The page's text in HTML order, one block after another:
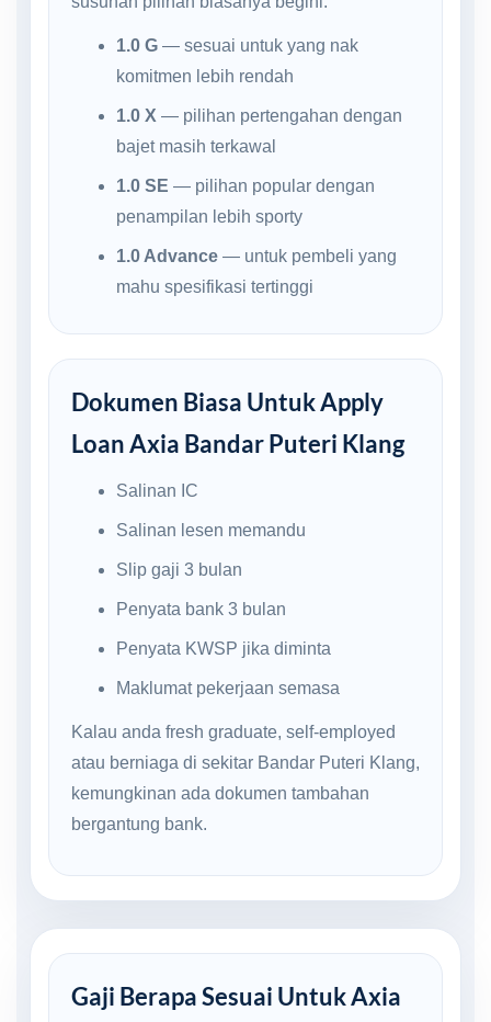
1.0 G— sesuai untuk yang nak
komitmen lebih rendah
1.0 X — pilihan pertengahan dengan
bajet masih terkawal
1.0 SE — pilihan popular dengan
penampilan lebih sporty
1.0 Advance— untuk pembeli yang
mahu spesifikasi tertinggi
Dokumen Biasa Untuk Apply
Loan Axia Bandar Puteri Klang
Salinan IC
Salinan lesen memandu
Slip gaji 3 bulan
Penyata bank 3 bulan
Penyata KWSP jika diminta
Maklumat pekerjaan semasa
Kalau anda fresh graduate, self-employed
atau berniaga di sekitar Bandar Puteri Klang,
kemungkinan ada dokumen tambahan
bergantung bank.
Gaji Berapa Sesuai Untuk Axia